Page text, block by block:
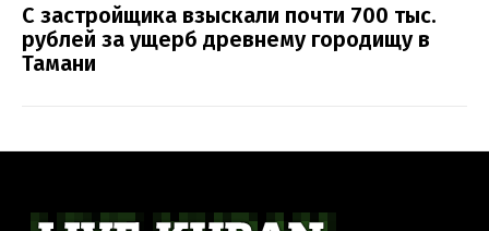
С застройщика взыскали почти 700 тыс.
рублей за ущерб древнему городищу в
Тамани